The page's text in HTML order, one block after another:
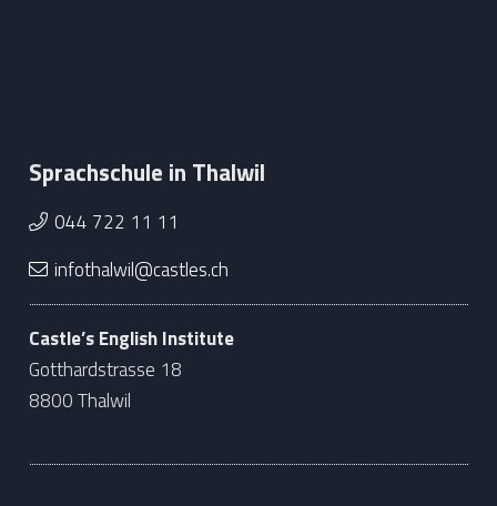
Sprachschule in Thalwil
044 722 11 11
infothalwil@castles.ch
Castle’s English Institute
Gotthardstrasse 18
8800 Thalwil